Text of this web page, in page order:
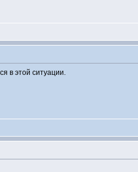
в этой ситуации.